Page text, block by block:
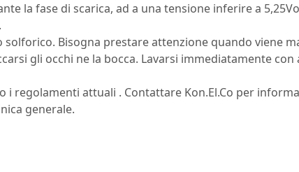
la fase di scarica, ad a una tensione inferire a
solforico. Bisogna prestare attenzione quando viene
gli occhi ne la bocca. Lavarsi immediatamente con
i regolamenti attuali . Contattare Kon.El.Co per
generale.